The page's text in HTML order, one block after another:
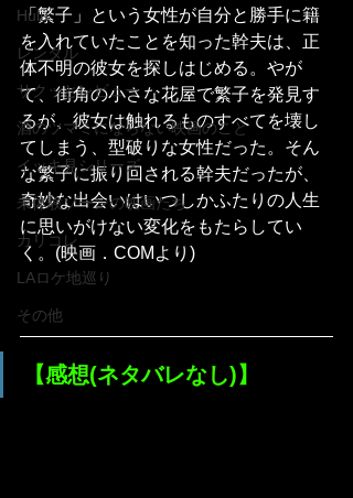
Hulu
レンタル
サクッとレビュー
酒のツマミにならない映画のこと
イッキ見シリーズ
未体験ゾーンの映画たち
カリコレ
LAロケ地巡り
その他
「繁子」という女性が自分と勝手に籍
を入れていたことを知った幹夫は、正
体不明の彼女を探しはじめる。やが
て、街角の小さな花屋で繁子を発見す
るが、彼女は触れるものすべてを壊し
てしまう、型破りな女性だった。そん
な繁子に振り回される幹夫だったが、
奇妙な出会いはいつしかふたりの人生
に思いがけない変化をもたらしてい
く。(映画．COMより)
【感想(ネタバレなし)】